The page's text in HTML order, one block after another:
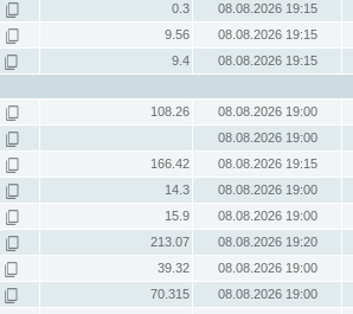
0.3
08.08.2026 19:15
9.56
08.08.2026 19:15
9.4
08.08.2026 19:15
108.26
08.08.2026 19:00
08.08.2026 19:00
166.42
08.08.2026 19:15
14.3
08.08.2026 19:00
15.9
08.08.2026 19:00
213.07
08.08.2026 19:20
39.32
08.08.2026 19:00
70.315
08.08.2026 19:00